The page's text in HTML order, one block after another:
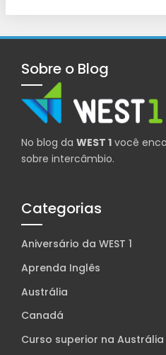
Sobre o Blog
No blog da WEST 1 você
sobre intercâmbio.
Categorias
Aniversário da WEST 1
Aprenda Inglês
Austrália
Canadá
Curso superior na Austrália